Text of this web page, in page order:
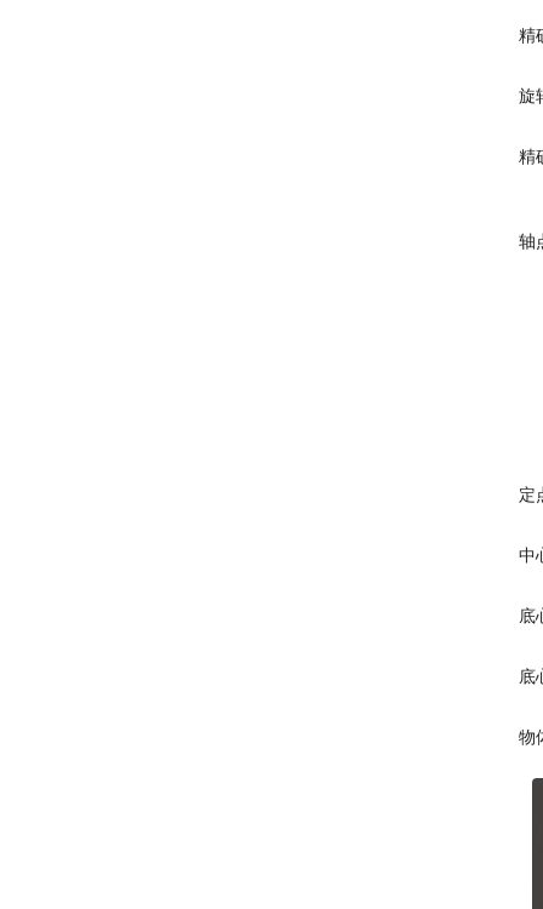
精
旋
精
轴
定
中
底
底
物